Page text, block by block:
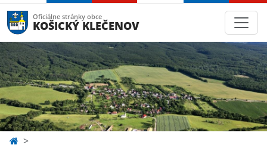
Oficiálne stránky obce
KOŠICKÝ KLEČENOV